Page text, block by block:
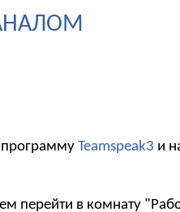
программу Teamspeak3 и
перейти в комнату